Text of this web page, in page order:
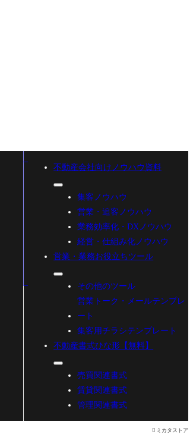
不動産会社向けノウハウ資料
集客ノウハウ
営業・追客ノウハウ
業務効率化・DXノウハウ
経営・仕組み化ノウハウ
営業・業務お役立ちツール
その他のツール
営業トーク・メールテンプレ
ート
集客用チラシテンプレート
不動産書式ひな形【無料】
売買関連書式
賃貸関連書式
管理関連書式
 ミカタストア